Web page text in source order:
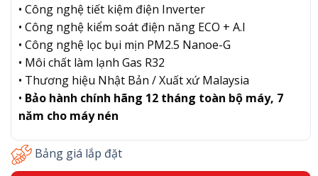
• Công nghệ tiết kiệm điện Inverter
• Công nghệ kiểm soát điện năng ECO + A.I
• Công nghệ lọc bụi mịn PM2.5 Nanoe-G
• Môi chất làm lạnh Gas R32
• Thương hiệu Nhật Bản / Xuất xứ Malaysia
• Bảo hành chính hãng 12 tháng toàn bộ máy, 7
năm cho máy nén
Bảng giá lắp đặt